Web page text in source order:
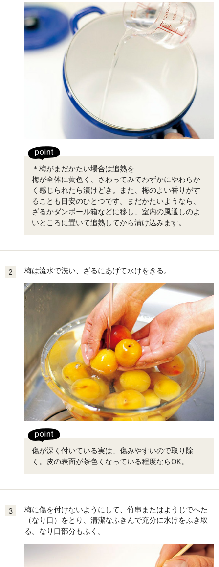
＊梅がまだかたい場合は追熟を
梅が全体に黄色く、さわってみてわずかにやわらか
く感じられたら漬けどき。また、梅のよい香りがす
ることも目安のひとつです。まだかたいようなら、
ざるかダンボール箱などに移し、室内の風通しのよ
いところに置いて追熟してから漬け込みます。
2 梅は流水で洗い、ざるにあげて水けをきる。
傷が深く付いている実は、傷みやすいので取り除
く。皮の表面が茶色くなっている程度ならOK。
3
梅に傷を付けないようにして、竹串またはようじでへた
（なり口）をとり、清潔なふきんで充分に水けをふき取
る。なり口部分もふく。